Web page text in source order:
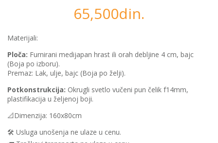
65,500din.
Materijali:
Ploča: Furnirani medijapan hrast ili orah debljine 4 cm, bajc
(Boja po izboru).
Premaz: Lak, ulje, bajc (Boja po želji).
Potkonstrukcija: Okrugli svetlo vučeni pun čelik f14mm,
plastifikacija u željenoj boji.
📐Dimenzija: 160x80cm
🛠 Usluga unošenja ne ulaze u cenu.